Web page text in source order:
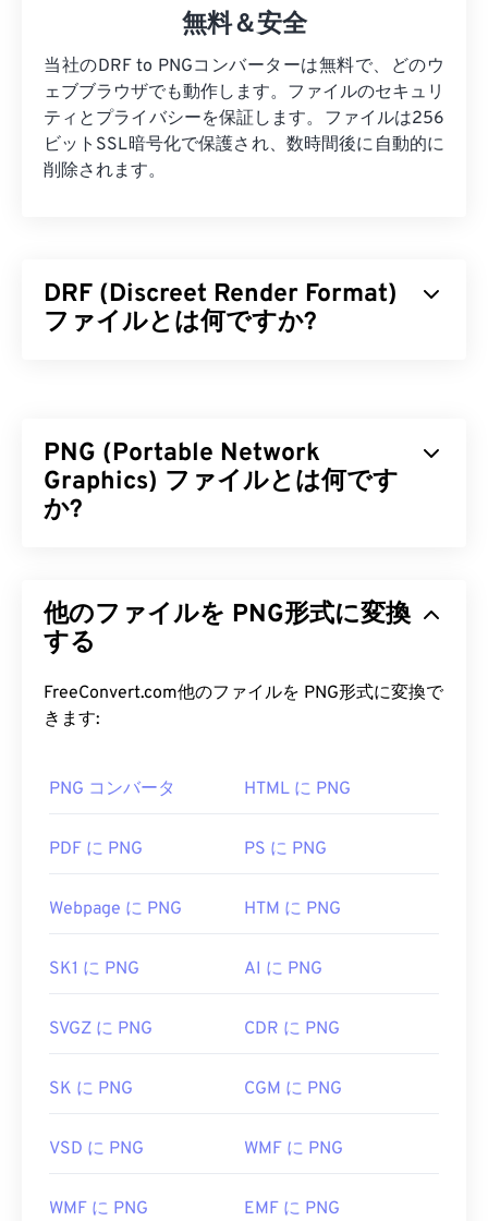
無料＆安全
当社のDRF to PNGコンバーターは無料で、どのウ
ェブブラウザでも動作します。ファイルのセキュリ
ティとプライバシーを保証します。ファイルは256
ビットSSL暗号化で保護され、数時間後に自動的に
削除されます。
DRF (Discreet Render Format)
ファイルとは何ですか?
Studio Max）でのみ、3Dコンテンツとグラフィッ
クシーンの作成に使用されます。このファイル形式
の主な利点は、オープンアーキテクチャであること
DRF ファイルを開くにはどうすれ
ばいいですか?
前述の通り、DRFファイルを開くことができるソフ
トウェアは
FreeConvert.com の
DRF to JPG を使用すると、
サポートされているより一般的なファイル タイプ
開発元: Autodesk, Inc.
PNG (Portable Network
Graphics) ファイルとは何です
か?
ースのファイル形式です。PNG画像はRGBまたは
RGBAカラーに対応し、透過性もサポートしている
す。PNGは、より透過性の高いアニメーションもサ
ポートしています（
です。
PNG ファイルを開くにはどうすれ
通常、PNGファイルはオペレーティングシステムの
ファイルはすべてのウェブブラウザで簡単に表示で
は、PNGからJPG PNGからWebP、または
Adobe Photoshop
などの代替プログラムが便利で
イズが大きいため、ウェブページに追加する際に注
他のファイルを PNG形式に変換
する
FreeConvert.com他のファイルを PNG形式に変換で
きます:
PNG コンバータ HTML に PNG
PDF に PNG PS に PNG
Webpage に PNG HTM に PNG
SK1 に PNG AI に PNG
SVGZ に PNG CDR に PNG
SK に PNG CGM に PNG
VSD に PNG WMF に PNG
WMF に PNG EMF に PNG